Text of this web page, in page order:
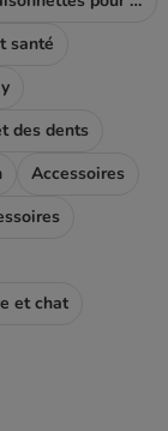
santé
des dents
Accessoires
et chat